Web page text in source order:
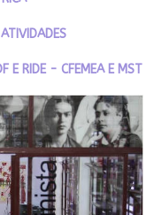
E RIDE - CFEMEA E MST